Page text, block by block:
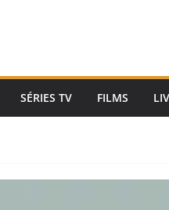
SÉRIES TV FILMS